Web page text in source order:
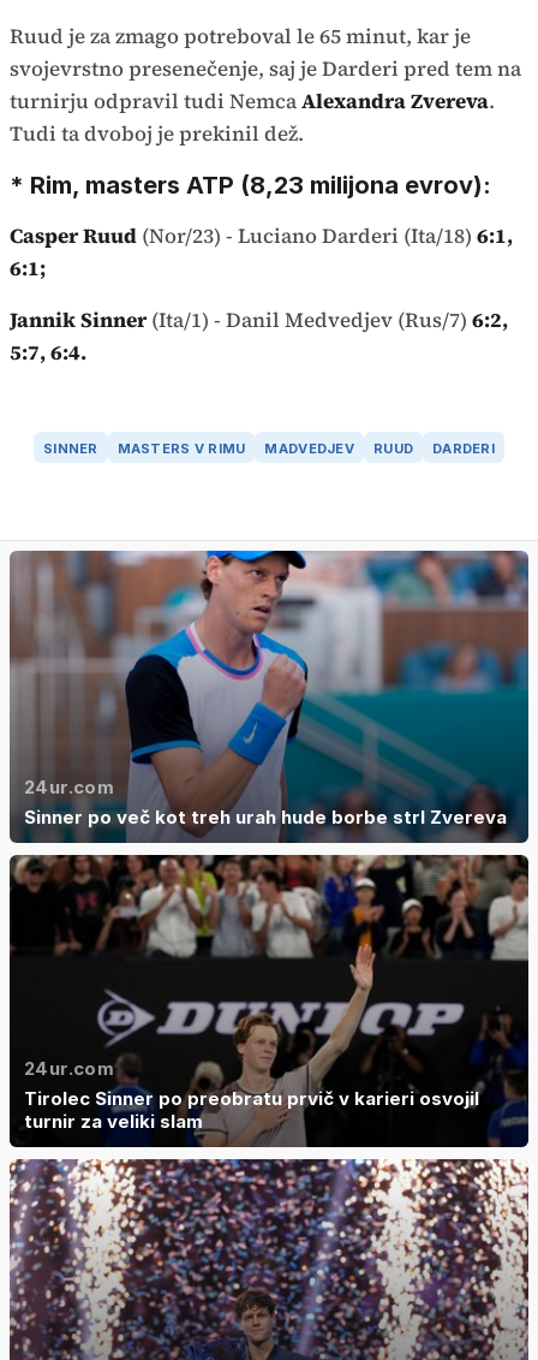
Ruud je za zmago potreboval le 65 minut, kar je
svojevrstno presenečenje, saj je Darderi pred tem na
turnirju odpravil tudi NemcaAlexandra Zvereva.
Tudi ta dvoboj je prekinil dež.
* Rim, masters ATP (8,23 milijona evrov):
Casper Ruud (Nor/23) - Luciano Darderi (Ita/18) 6:1,
6:1;
Jannik Sinner(Ita/1) - Danil Medvedjev (Rus/7) 6:2,
5:7, 6:4.
SINNER MASTERS V RIMU MADVEDJEV RUUD DARDERI
24ur.com
Sinner po več kot treh urah hude borbe strl Zvereva
24ur.com
Tirolec Sinner po preobratu prvič v karieri osvojil
turnir za veliki slam